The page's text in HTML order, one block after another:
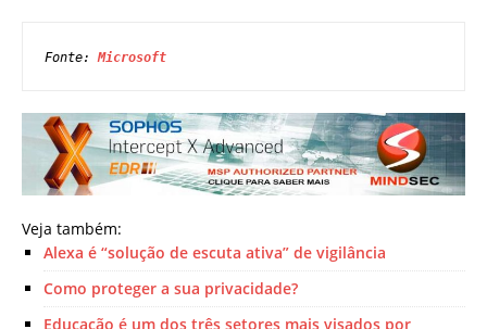
Fonte: Microsoft
Veja também:
Alexa é “solução de escuta ativa” de vigilância
Como proteger a sua privacidade?
Educação é um dos três setores mais visados por